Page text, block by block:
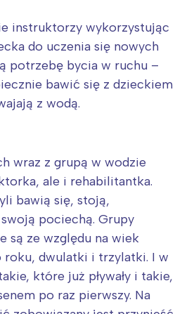
instruktorzy wykorzystując
do uczenia się nowych
potrzebę bycia w ruchu –
bawić się z dzieckiem
z wodą.
wraz z grupą w wodzie
ale i rehabilitantka.
bawią się, stoją,
pociechą. Grupy
są ze względu na wiek
roku, dwulatki i trzylatki. I w
które już pływały i takie,
po raz pierwszy. Na